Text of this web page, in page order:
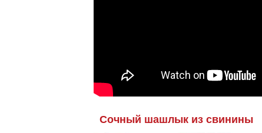
Сочный шашлык из свинины